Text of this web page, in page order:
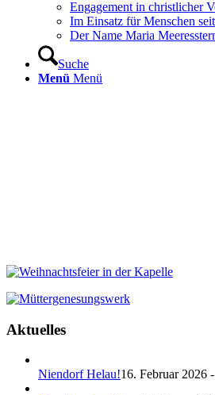
Engagement in christlicher
Im Einsatz für Menschen
Der Name Maria
Suche
Menü Menü
Aktuelles
Niendorf Helau!16. Februar 2026